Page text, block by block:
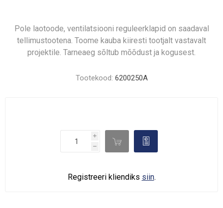
Pole laotoode, ventilatsiooni reguleerklapid on saadaval
tellimustootena. Toome kauba kiiresti tootjalt vastavalt
projektile. Tarneaeg sõltub mõõdust ja kogusest.
Tootekood: 6200250A
i
h
d 
Registreeri kliendiks siin.